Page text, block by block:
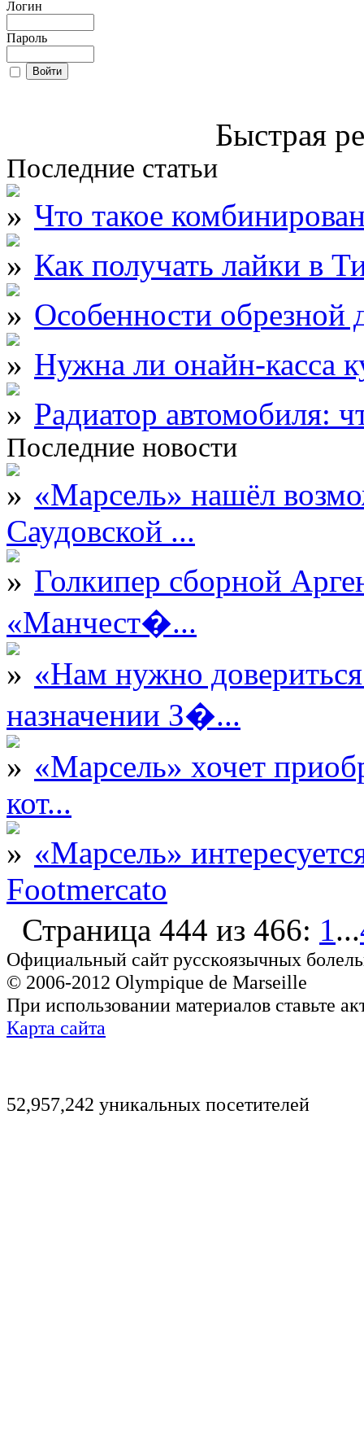
Логин
Пароль
Быстрая
Последние статьи
Что такое
Как получать лайки в
Особенности обрезной
Нужна ли онайн-касса
Радиатор автомобиля:
Последние новости
«Марсель» нашёл
Саудовской ...
Голкипер сборной
«Манчест�...
«Нам нужно
назначении З�...
«Марсель» хочет
кот...
«Марсель»
Footmercato
Страница 444 из 466: 1...
Официальный сайт русскоязычных
© 2006-2012 Olympique de Marseille
При использовании материалов ставьте
Карта сайта
52,957,242 уникальных посетителей